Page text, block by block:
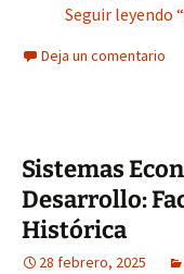
Seguir leyendo
Deja un comentario
Sistemas
Desarrollo:
Histórica
28 febrero, 2025